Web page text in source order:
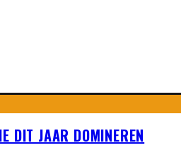
DIT JAAR DOMINEREN